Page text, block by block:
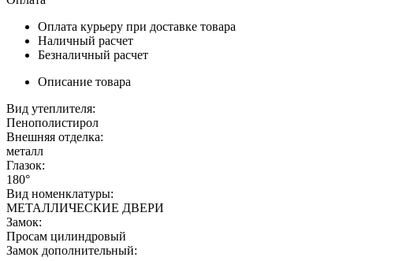
Оплата курьеру при доставке товара
Наличный расчет
Безналичный расчет
Описание товара
Вид утеплителя:
Пенополистирол
Внешняя отделка:
металл
Глазок:
180°
Вид номенклатуры:
МЕТАЛЛИЧЕСКИЕ ДВЕРИ
Замок:
Просам цилиндровый
Замок дополнительный: